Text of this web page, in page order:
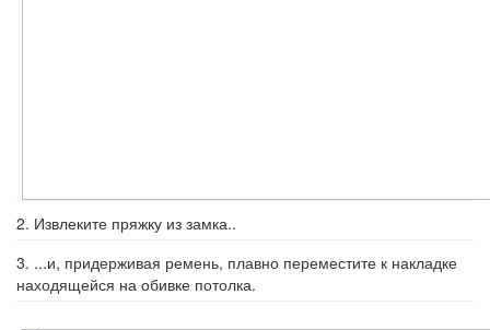
2. Извлеките пряжку из замка..
3. ...и, придерживая ремень, плавно пе­реместите к накладке
находящейся на обивке потолка.